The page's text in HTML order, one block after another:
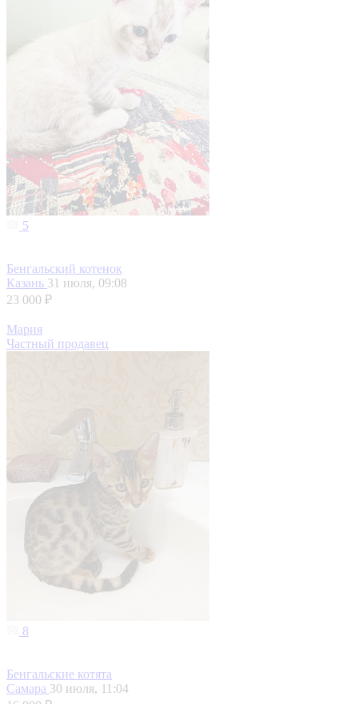
5
Бенгальский котенок
Казань 31 июля, 09:08
23 000 ₽
Мария
Частный продавец
8
Бенгальские котята
Самара 30 июля, 11:04